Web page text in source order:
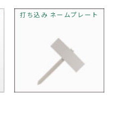
打ち込み ネームプレート